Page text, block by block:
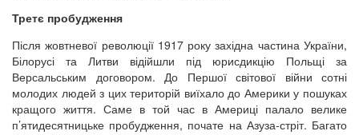
Третє пробудження
Після жовтневої революції 1917 року західна частина України,
Білорусі та Литви відійшли під юрисдикцію Польщі за
Версальським договором. До Першої світової війни сотні
молодих людей з цих територій виїхало до Америки у пошуках
кращого життя. Саме в той час в Америці палало велике
п’ятидесятницьке пробудження, почате на Азуза-стріт. Багато